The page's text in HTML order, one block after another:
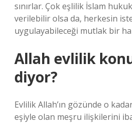
sınırlar. Çok eşlilik İslam
verilebilir olsa da, herkesin
uygulayabileceği mutlak bir
Allah evlilik
diyor?
Evlilik Allah’ın gözünde o
eşiyle olan meşru ilişkilerini